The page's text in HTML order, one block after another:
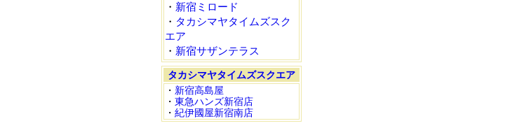
・ 新宿ミロード
・ タカシマヤタイムズスク
エア
・ 新宿サザンテラス
タカシマヤタイムズスクエア
・ 新宿高島屋
・ 東急ハンズ新宿店
・ 紀伊國屋新宿南店